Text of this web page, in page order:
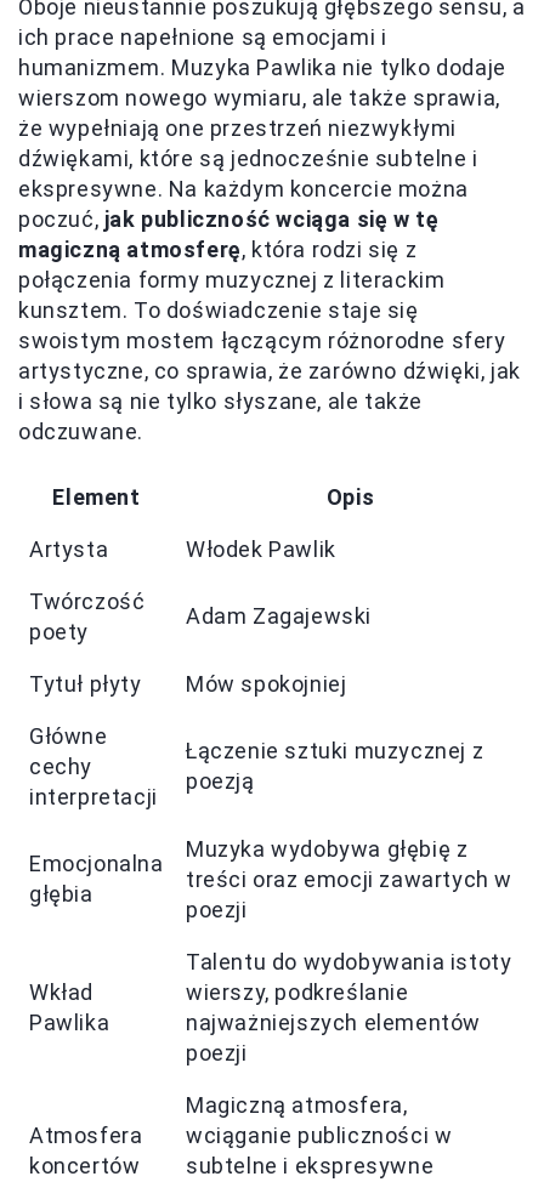
Oboje nieustannie poszukują głębszego sensu, a
ich prace napełnione są emocjami i
humanizmem. Muzyka Pawlika nie tylko dodaje
wierszom nowego wymiaru, ale także sprawia,
że wypełniają one przestrzeń niezwykłymi
dźwiękami, które są jednocześnie subtelne i
ekspresywne. Na każdym koncercie można
poczuć, jak publiczność wciąga się w tę
magiczną atmosferę, która rodzi się z
połączenia formy muzycznej z literackim
kunsztem. To doświadczenie staje się
swoistym mostem łączącym różnorodne sfery
artystyczne, co sprawia, że zarówno dźwięki, jak
i słowa są nie tylko słyszane, ale także
odczuwane.
Element Opis
Artysta Włodek Pawlik
Twórczość
poety
Adam Zagajewski
Tytuł płyty Mów spokojniej
Główne
cechy
interpretacji
Łączenie sztuki muzycznej z
poezją
Emocjonalna
głębia
Muzyka wydobywa głębię z
treści oraz emocji zawartych w
poezji
Wkład
Pawlika
Talentu do wydobywania istoty
wierszy, podkreślanie
najważniejszych elementów
poezji
Atmosfera
koncertów
Magiczną atmosfera,
wciąganie publiczności w
subtelne i ekspresywne